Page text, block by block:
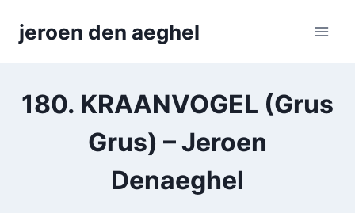
jeroen den aeghel
180. KRAANVOGEL (Grus
Grus) – Jeroen
Denaeghel